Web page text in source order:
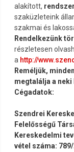
alakított,
szaküzleteink
szakmai és
Rendelkezünk
részletesen
a http://
Reméljük,
megtalálja a
Cégadatok:
Szendrei
Felelősségű
Kereskedelmi
vétel száma: